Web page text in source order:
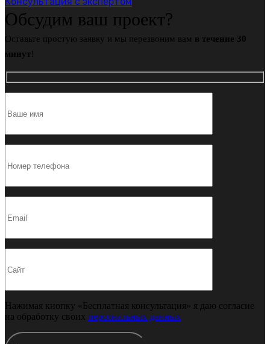
Обсудим ваш проект?
Оставьте простую заявку и мы перезвоним вам в течение 30
минут!
Нажимая кнопку «Бесплатная консультация» я даю согласие
на обработку своих персональных данных